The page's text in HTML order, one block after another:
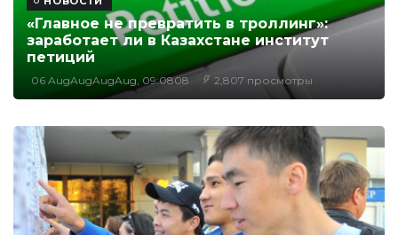
«Главное не превратить в троллинг»:
заработает ли в Казахстане институт
петиций
06 AugAugAugAug, 09:0808 2,807 просмотры